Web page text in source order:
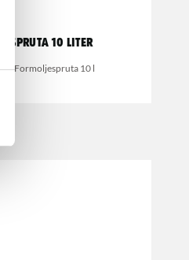
10 liter
Formoljespruta 10 l